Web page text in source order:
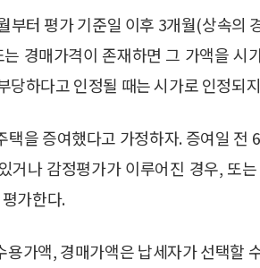
부터 평가 기준일 이후 3개월(상속의
경매가격이 존재하면 그 가액을 시
당하다고 인정될 때는 시가로 인정되
택을 증여했다고 가정하자. 증여일 전
거나 감정평가가 이루어진 경우, 또
가한다.
가액, 경매가액은 납세자가 선택할